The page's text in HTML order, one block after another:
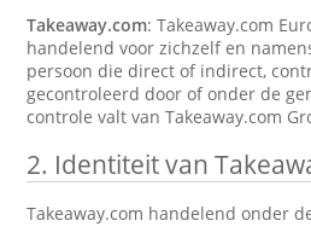
Takeaway.com: Takeaway.com
handelend voor zichzelf en
persoon die direct of indirect,
gecontroleerd door of onder de
controle valt van Takeaway.com
2. Identiteit van
Takeaway.com handelend onder